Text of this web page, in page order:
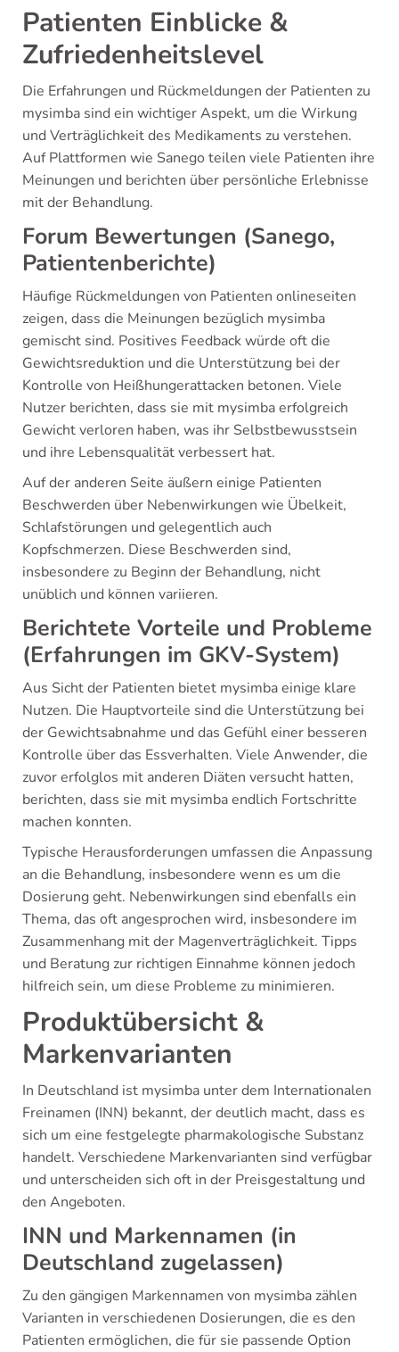
Patienten Einblicke &
Zufriedenheitslevel
Die Erfahrungen und Rückmeldungen der Patienten zu
mysimba sind ein wichtiger Aspekt, um die Wirkung
und Verträglichkeit des Medikaments zu verstehen.
Auf Plattformen wie Sanego teilen viele Patienten ihre
Meinungen und berichten über persönliche Erlebnisse
mit der Behandlung.
Forum Bewertungen (Sanego,
Patientenberichte)
Häufige Rückmeldungen von Patienten onlineseiten
zeigen, dass die Meinungen bezüglich mysimba
gemischt sind. Positives Feedback würde oft die
Gewichtsreduktion und die Unterstützung bei der
Kontrolle von Heißhungerattacken betonen. Viele
Nutzer berichten, dass sie mit mysimba erfolgreich
Gewicht verloren haben, was ihr Selbstbewusstsein
und ihre Lebensqualität verbessert hat.
Auf der anderen Seite äußern einige Patienten
Beschwerden über Nebenwirkungen wie Übelkeit,
Schlafstörungen und gelegentlich auch
Kopfschmerzen. Diese Beschwerden sind,
insbesondere zu Beginn der Behandlung, nicht
unüblich und können variieren.
Berichtete Vorteile und Probleme
(Erfahrungen im GKV-System)
Aus Sicht der Patienten bietet mysimba einige klare
Nutzen. Die Hauptvorteile sind die Unterstützung bei
der Gewichtsabnahme und das Gefühl einer besseren
Kontrolle über das Essverhalten. Viele Anwender, die
zuvor erfolglos mit anderen Diäten versucht hatten,
berichten, dass sie mit mysimba endlich Fortschritte
machen konnten.
Typische Herausforderungen umfassen die Anpassung
an die Behandlung, insbesondere wenn es um die
Dosierung geht. Nebenwirkungen sind ebenfalls ein
Thema, das oft angesprochen wird, insbesondere im
Zusammenhang mit der Magenverträglichkeit. Tipps
und Beratung zur richtigen Einnahme können jedoch
hilfreich sein, um diese Probleme zu minimieren.
Produktübersicht &
Markenvarianten
In Deutschland ist mysimba unter dem Internationalen
Freinamen (INN) bekannt, der deutlich macht, dass es
sich um eine festgelegte pharmakologische Substanz
handelt. Verschiedene Markenvarianten sind verfügbar
und unterscheiden sich oft in der Preisgestaltung und
den Angeboten.
INN und Markennamen (in
Deutschland zugelassen)
Zu den gängigen Markennamen von mysimba zählen
Varianten in verschiedenen Dosierungen, die es den
Patienten ermöglichen, die für sie passende Option